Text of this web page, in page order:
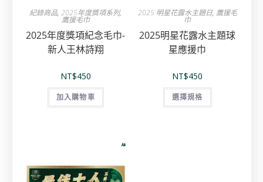
紀錄商品,2025年度獎項系列,
鷹援毛巾
2025年度獎項紀念毛巾-
新人王林詩翔
NT$450
加入購物車
2025 明星花露水主題日, 鷹援毛
巾
2025明星花露水主題球
星應援巾
NT$450
選擇規格